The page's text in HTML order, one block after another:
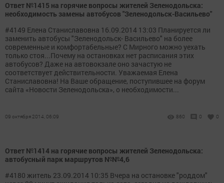
Ответ №1415 на горячие вопросы жителей Зеленодольска:
необходимость замены автобусов "Зеленодольск-Васильево"
#4149 Елена Станиславовна 16.09.2014 13:03 Планируется ли
заменить автобусы "Зеленодольск- Васильево" на более
современные и комфортабельные? С Мирного можно уехать
только стоя...Почему на остановках нет расписания этих
автобусов? Даже на автовокзале оно зачастую не
соответствует действительности. Уважаемая Елена
Станиславовна! На Ваше обращение, поступившее на форум
сайта «Новости Зеленодольска», о необходимости...
09 октября 2014, 06:09 860 0 0
Ответ №1414 на горячие вопросы жителей Зеленодольска:
автобусный парк маршрутов №№4,6
#4180 житель 23.09.2014 10:35 Вчера на остановке "роддом"